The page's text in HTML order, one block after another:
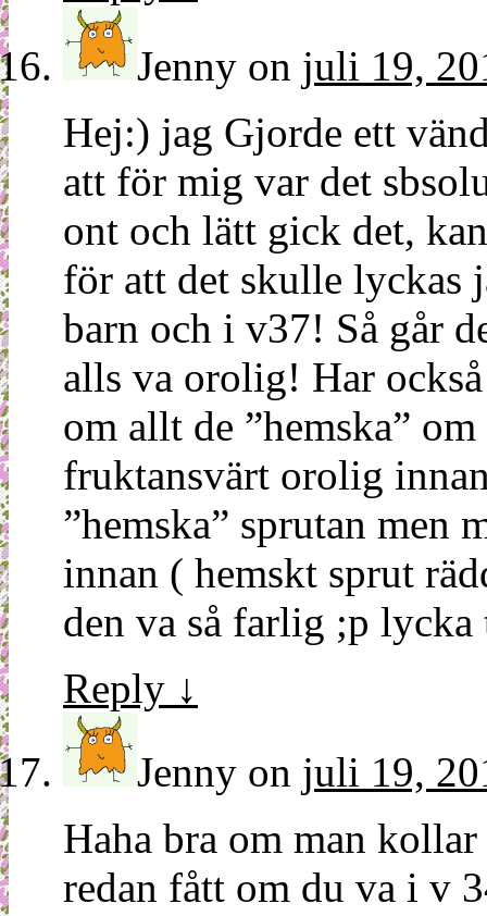
Jenny on juli 19,
Hej:) jag Gjorde ett
att för mig var det
ont och lätt gick det,
för att det skulle lyckas
barn och i v37! Så går
alls va orolig! Har
om allt de ”hemska”
fruktansvärt orolig
”hemska” sprutan men
innan ( hemskt sprut
den va så farlig ;p
Reply ↓
Jenny on juli 19,
Haha bra om man
redan fått om du va i v